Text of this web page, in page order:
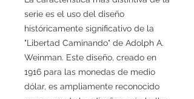
serie es el uso del diseño
históricamente significativo de la
"Libertad Caminando" de Adolph A.
Weinman. Este diseño, creado en
1916 para las monedas de medio
dólar, es ampliamente reconocido